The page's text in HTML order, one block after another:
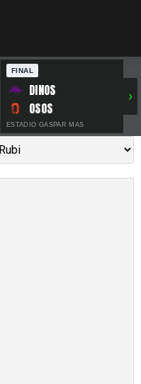
FINAL
DINOS
OSOS
ESTADIO GASPAR MAS
›